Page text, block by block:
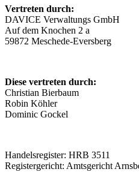
Vertreten durch:
DAVICE Verwaltungs GmbH
Auf dem Knochen 2 a
59872 Meschede-Eversberg
Diese vertreten durch:
Christian Bierbaum
Robin Köhler
Dominic Gockel
Handelsregister: HRB 3511
Registergericht: Amtsgericht